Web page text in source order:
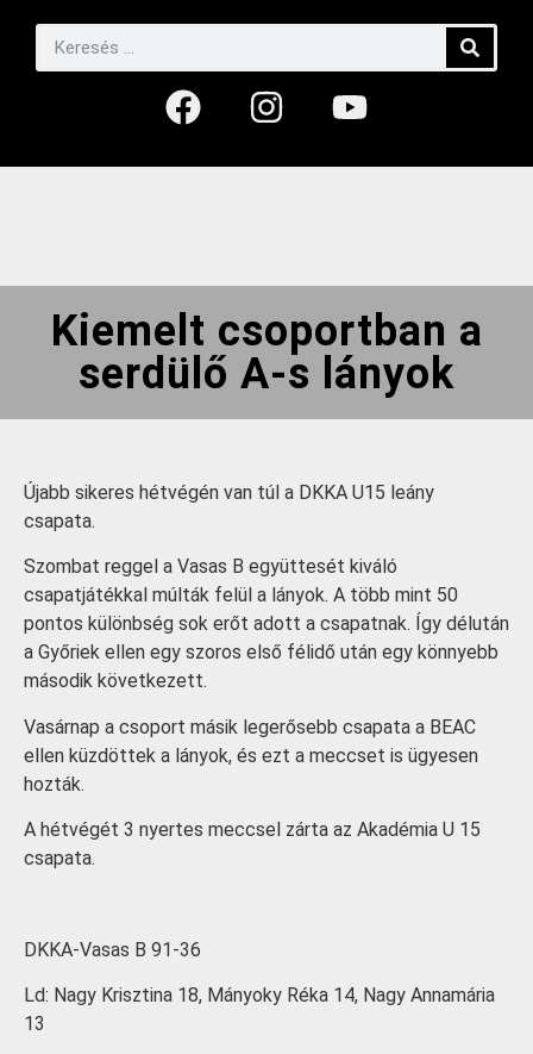
Kiemelt csoportban a
serdülő A-s lányok
Újabb sikeres hétvégén van túl a DKKA U15 leány
csapata.
Szombat reggel a Vasas B együttesét kiváló
csapatjátékkal múlták felül a lányok. A több mint 50
pontos különbség sok erőt adott a csapatnak. Így délután
a Győriek ellen egy szoros első félidő után egy könnyebb
második következett.
Vasárnap a csoport másik legerősebb csapata a BEAC
ellen küzdöttek a lányok, és ezt a meccset is ügyesen
hozták.
A hétvégét 3 nyertes meccsel zárta az Akadémia U 15
csapata.
DKKA-Vasas B 91-36
Ld: Nagy Krisztina 18, Mányoky Réka 14, Nagy Annamária
13